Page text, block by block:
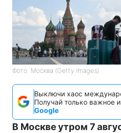
Фото: Москва (Getty Images)
Выключи хаос
Получай только важное
Google
В Москве утром 7